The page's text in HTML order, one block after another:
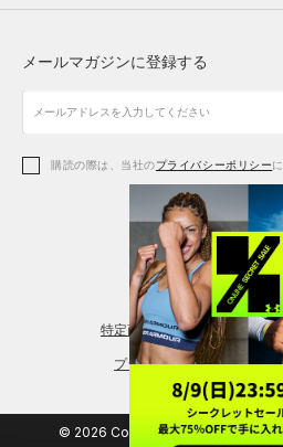
アクセサリー
アクセサリー
シューズ
アクセサリー
レギンス＆タイツ
シューズ
メールマガジンに登録する
購読の際は、当社のプライバシーポリシー
特定商取引法に基づく通販の
プライバシーポリシー
© 2026 Copyright DOME